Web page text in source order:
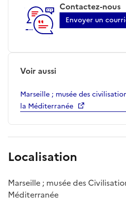
Contactez-nous
Envoyer un
Voir aussi
Marseille ; musée des
la Méditerranée
Localisation
Marseille ; musée des
Méditerranée